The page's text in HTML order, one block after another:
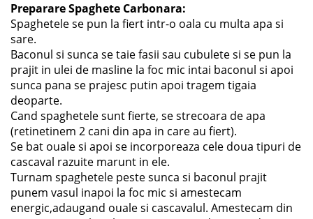
Preparare Spaghete Carbonara:
Spaghetele se pun la fiert intr-o oala cu multa apa si
sare.
Baconul si sunca se taie fasii sau cubulete si se pun la
prajit in ulei de masline la foc mic intai baconul si apoi
sunca pana se prajesc putin apoi tragem tigaia
deoparte.
Cand spaghetele sunt fierte, se strecoara de apa
(retinetinem 2 cani din apa in care au fiert).
Se bat ouale si apoi se incorporeaza cele doua tipuri de
cascaval razuite marunt in ele.
Turnam spaghetele peste sunca si baconul prajit
punem vasul inapoi la foc mic si amestecam
energic,adaugand ouale si cascavalul. Amestecam din